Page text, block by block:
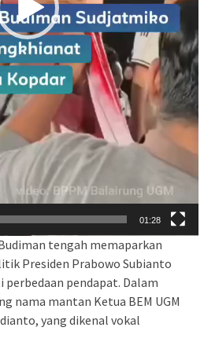
01:28
tengah memaparkan
Presiden Prabowo Subianto
pendapat. Dalam
nama mantan Ketua BEM UGM
yang dikenal vokal